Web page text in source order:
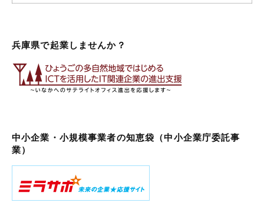
兵庫県で起業しませんか？
中小企業・小規模事業者の知恵袋（中小企業庁委託事
業）